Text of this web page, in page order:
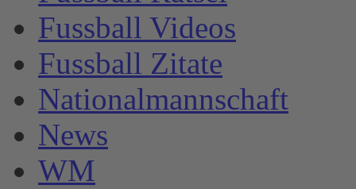
Fussball Videos
Fussball Zitate
Nationalmannschaft
News
WM